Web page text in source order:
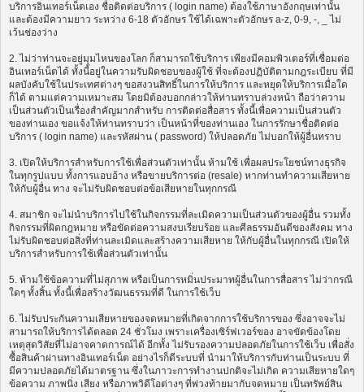
บริการอินเทอร์เน็ตเอง ชื่อติดต่อบริการ ( login name) ต้องใช้ภาษาอังกฤษเท่านั้น
และต้องมีความยาว ระหว่าง 6-18 ตัวอักษร ใช้ได้เฉพาะตัวอักษร a-z, 0-9, -, _ ไม่
เว้นช่องว่าง
2. ไม่ว่าท่านจะอยู่มุมไหนของโลก ก็สามารถใช้บริการ เพียงมีคอมพิวเตอร์ที่เชื่อมต่อ
อินเทอร์เน็ตได้ ทั้งนี้อยู่ในความรับผิดชอบของผู้ใช้ ที่จะต้องปฏิบัติตามกฎระเบียบ ที่มี
ผลบังคับใช้ในประเทศต่างๆ ขอสงวนสิทธิ์ในการให้บริการ และหยุดให้บริการเมื่อใด
ก็ได้ ตามแต่ความเหมาะสม โดยมิต้องบอกกล่าวให้ท่านทราบล่วงหน้า ถือว่าความ
เป็นส่วนตัวเป็นเรื่องสำคัญมากสำหรับ การติดต่อสื่อสาร ทั้งนี้เพื่อความเป็นส่วนตัว
ของท่านเอง ขอแจ้งให้ท่านทราบว่า เป็นหน้าที่ของท่านเอง ในการรักษาชื่อติดต่อ
บริการ ( login name) และรหัสผ่าน ( password) ให้ปลอดภัย ไม่บอกให้ผู้อื่นทราบ
3. เปิดให้บริการสำหรับการใช้เพื่อส่วนตัวเท่านั้น ห้ามใช้ เพื่อผลประโยชน์ทางธุรกิจ
ในทุกรูปแบบ ทั้งการแอบอ้าง หรือขายบริการต่อ (resale) หากท่านทำความเสียหาย
ให้กับผู้อื่น ทาง จะไม่รับผิดชอบต่อข้อเสียหายในทุกกรณี
4. สมาชิก จะไม่นำบริการไปใช้ในกิจกรรมที่ละเมิดความเป็นส่วนตัวของผู้อื่น รวมทั้ง
กิจกรรมที่ผิดกฎหมาย หรือขัดต่อความสงบเรียบร้อย และศีลธรรมอันดีของสังคม ทาง
ไม่รับผิดชอบต่อสิ่งที่ท่านละเมิดและสร้างความเสียหาย ให้กับผู้อื่นในทุกกรณี เปิดให้
บริการสำหรับการใช้เพื่อส่วนตัวเท่านั้น
5. ห้ามใช้ข้อความที่ไม่สุภาพ หรือเป็นการหมิ่นประมาทผู้อื่นในการสื่อสาร ไม่ว่ากรณี
ใดๆ ทั้งสิ้น ทั้งนี้เพื่อสร้างวัฒนธรรมที่ดี ในการใช้เว็บ
6. ไม่รับประกันความเสียหายของจดหมายที่เกิดจากการใช้บริการของ ซึ่งอาจจะไม่
สามารถให้บริการได้ตลอด 24 ชั่วโมง เพราะเครื่องเซิร์ฟเวอร์ของ อาจขัดข้องโดย
เหตุสุดวิสัยที่ไม่อาจคาดการณ์ได้ อีกทั้ง ไม่รับรองความปลอดภัยในการใช้เว็บ เพื่อสั่ง
ซื้อสินค้าผ่านทางอินเทอร์เน็ต อย่างไรก็ดีระบบที่ นำมาให้บริการกับท่านเป็นระบบ ที่
มีความปลอดภัยได้มาตรฐาน ซึ่งในภาวะการทำงานปกติจะไม่เกิด ความเสียหายใดๆ
ข้อความ ภาพนิ่ง เสียง หรือภาพวิดีโอต่างๆ ที่พ่วงท้ายมากับจดหมาย เป็นทรัพย์สิน